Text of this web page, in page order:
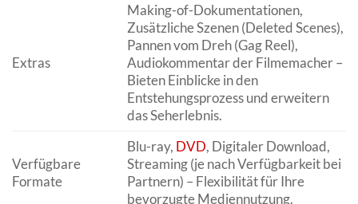
Extras
Making-of-Dokumentationen,
Zusätzliche Szenen (Deleted Scenes),
Pannen vom Dreh (Gag Reel),
Audiokommentar der Filmemacher –
Bieten Einblicke in den
Entstehungsprozess und erweitern
das Seherlebnis.
Verfügbare
Formate
Blu-ray, DVD, Digitaler Download,
Streaming (je nach Verfügbarkeit bei
Partnern) – Flexibilität für Ihre
bevorzugte Mediennutzung.